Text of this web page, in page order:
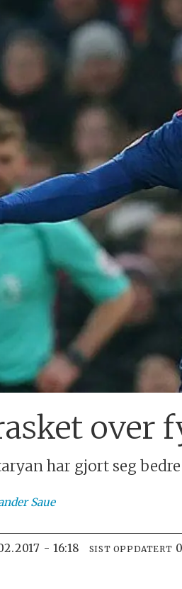
over
har gjort seg
Saue
- 16:18 SIST OPPDATERT